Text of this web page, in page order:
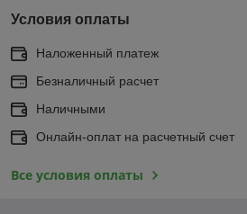
Условия оплаты
Наложенный платеж
Безналичный расчет
Наличными
Онлайн-оплат на расчетный счет
Все условия оплаты